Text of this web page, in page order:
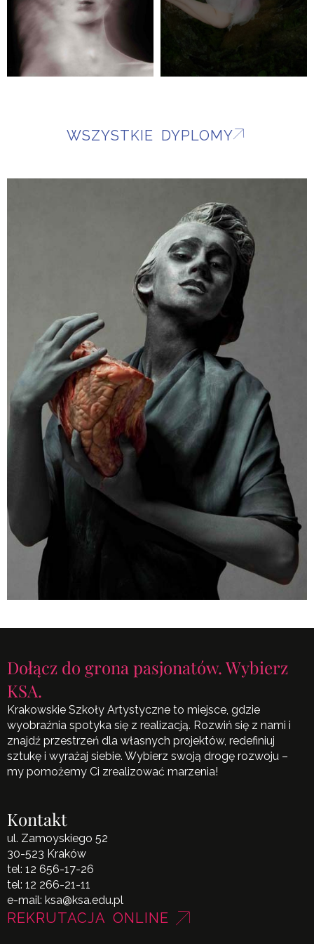
WSZYSTKIE DYPLOMY
Dołącz do grona pasjonatów. Wybierz
KSA.
Krakowskie Szkoły Artystyczne to miejsce, gdzie
wyobraźnia spotyka się z realizacją. Rozwiń się z nami i
znajdź przestrzeń dla własnych projektów, redefiniuj
sztukę i wyrażaj siebie. Wybierz swoją drogę rozwoju –
my pomożemy Ci zrealizować marzenia!
Kontakt
ul. Zamoyskiego 52
30-523 Kraków
tel: 12 656-17-26
tel: 12 266-21-11
e-mail: ksa@ksa.edu.pl
REKRUTACJA ONLINE